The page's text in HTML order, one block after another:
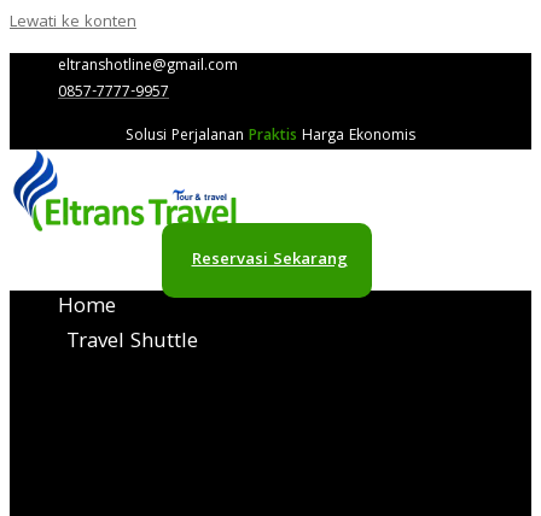
Lewati ke konten
eltranshotline@gmail.com
0857-7777-9957
Solusi Perjalanan Praktis Harga Ekonomis
Reservasi Sekarang
Home
Travel Shuttle